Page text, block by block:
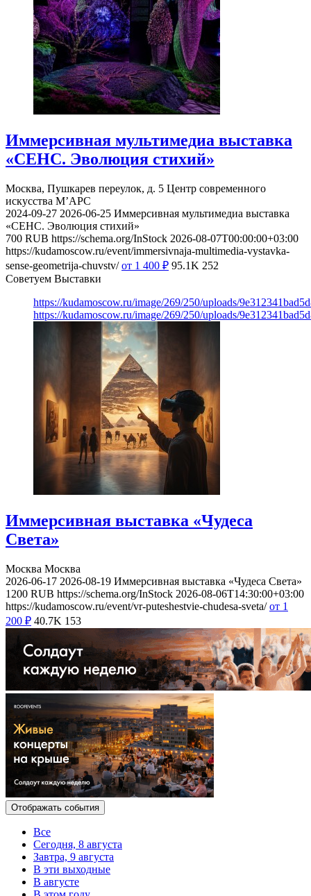
Иммерсивная мультимедиа выставка
«СЕНС. Эволюция стихий»
Москва, Пушкарев переулок, д. 5 Центр современного
искусства М’АРС
2024-09-27 2026-06-25 Иммерсивная мультимедиа выставка
«СЕНС. Эволюция стихий»
700 RUB https://schema.org/InStock 2026-08-07T00:00:00+03:00
https://kudamoscow.ru/event/immersivnaja-multimedia-vystavka-
sense-geometrija-chuvstv/ от 1 400 ₽ 95.1K 252
Советуем Выставки
https://kudamoscow.ru/image/269/250/uploads/
https://kudamoscow.ru/image/269/250/uploads/
Иммерсивная выставка «Чудеса
Света»
Москва Москва
2026-06-17 2026-08-19 Иммерсивная выставка «Чудеса Света»
1200 RUB https://schema.org/InStock 2026-08-06T14:30:00+03:00
https://kudamoscow.ru/event/vr-puteshestvie-chudesa-sveta/ от 1
200 ₽ 40.7K 153
Отображать события
Все
Сегодня, 8 августа
Завтра, 9 августа
В эти выходные
В августе